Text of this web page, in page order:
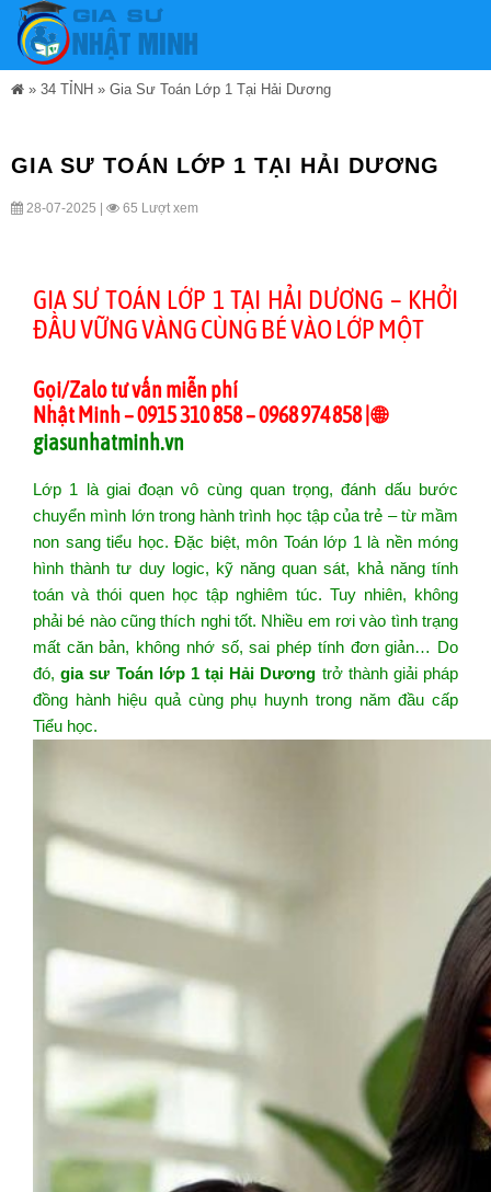
» 34 TỈNH » Gia Sư Toán Lớp 1 Tại Hải Dương
GIA SƯ TOÁN LỚP 1 TẠI HẢI DƯƠNG
28-07-2025 | 65 Lượt xem
GIA SƯ TOÁN LỚP 1 TẠI HẢI DƯƠNG – KHỞI
ĐẦU VỮNG VÀNG CÙNG BÉ VÀO LỚP MỘT
Gọi/Zalo tư vấn miễn phí
Nhật Minh – 0915 310 858 – 0968 974 858 | 🌐
giasunhatminh.vn
Lớp 1 là giai đoạn vô cùng quan trọng, đánh dấu bước
chuyển mình lớn trong hành trình học tập của trẻ – từ mầm
non sang tiểu học. Đặc biệt, môn Toán lớp 1 là nền móng
hình thành tư duy logic, kỹ năng quan sát, khả năng tính
toán và thói quen học tập nghiêm túc. Tuy nhiên, không
phải bé nào cũng thích nghi tốt. Nhiều em rơi vào tình trạng
mất căn bản, không nhớ số, sai phép tính đơn giản… Do
đó,gia sư Toán lớp 1 tại Hải Dương trở thành giải pháp
đồng hành hiệu quả cùng phụ huynh trong năm đầu cấp
Tiểu học.